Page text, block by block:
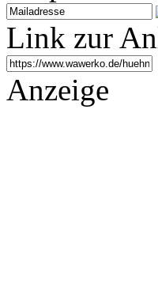
Link zur
Anzeige